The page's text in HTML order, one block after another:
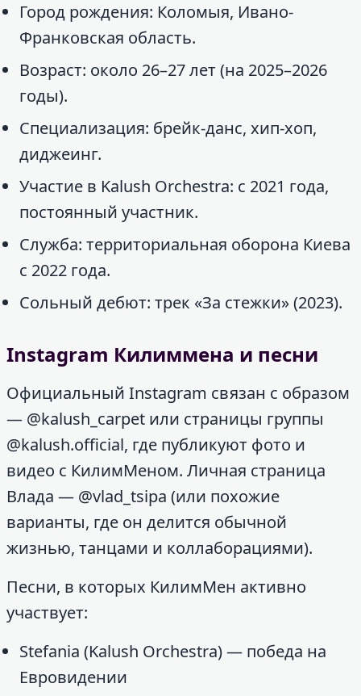
Город рождения: Коломыя, Ивано-
Франковская область.
Возраст: около 26–27 лет (на 2025–2026
годы).
Специализация: брейк-данс, хип-хоп,
диджеинг.
Участие в Kalush Orchestra: с 2021 года,
постоянный участник.
Служба: территориальная оборона Киева
с 2022 года.
Сольный дебют: трек «За стежки» (2023).
Instagram Килиммена и песни
Официальный Instagram связан с образом
— @kalush_carpet или страницы группы
@kalush.official, где публикуют фото и
видео с КилимМеном. Личная страница
Влада — @vlad_tsipa (или похожие
варианты, где он делится обычной
жизнью, танцами и коллаборациями).
Песни, в которых КилимМен активно
участвует:
Stefania (Kalush Orchestra) — победа на
Евровидении